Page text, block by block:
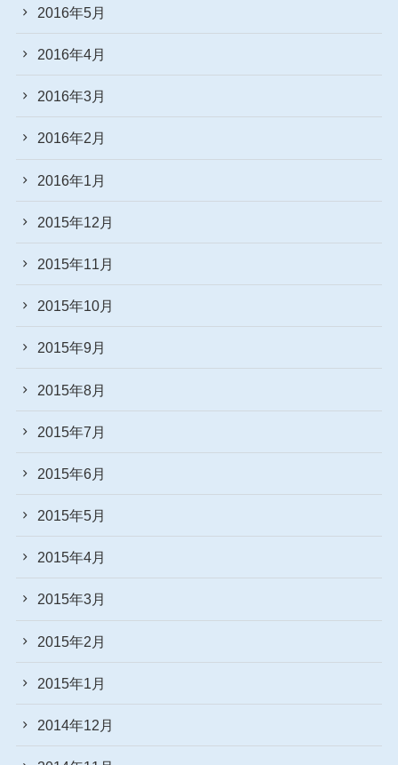
2016年5月
2016年4月
2016年3月
2016年2月
2016年1月
2015年12月
2015年11月
2015年10月
2015年9月
2015年8月
2015年7月
2015年6月
2015年5月
2015年4月
2015年3月
2015年2月
2015年1月
2014年12月